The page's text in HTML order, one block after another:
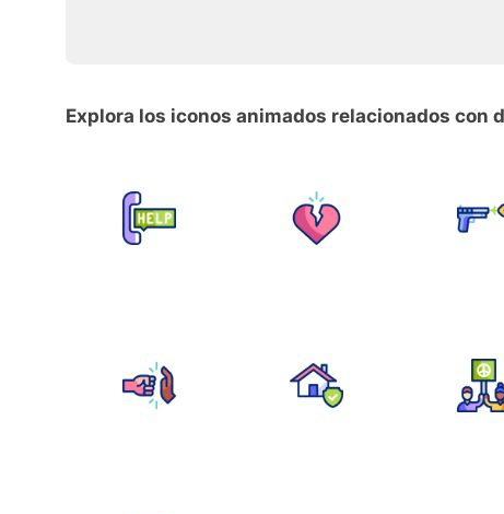
Explora los iconos animados relacionados con